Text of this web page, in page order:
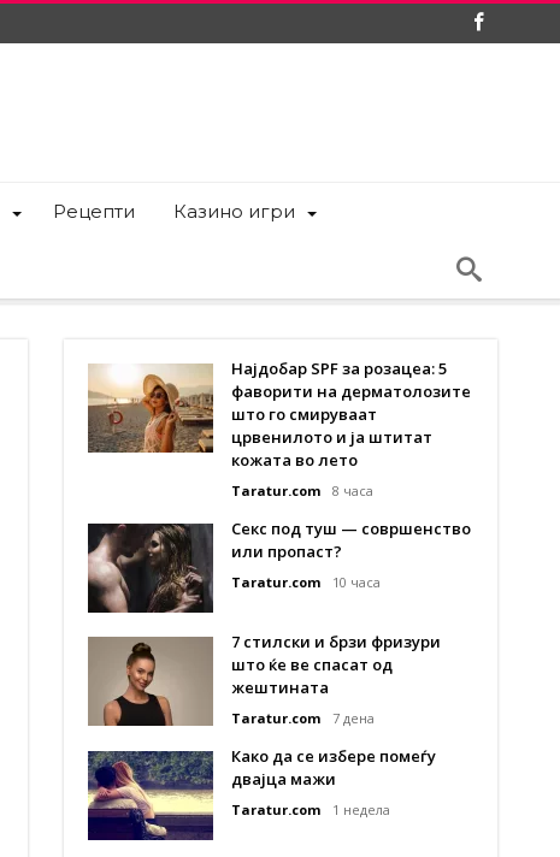
Рецепти Казино игри
Најдобар SPF за розацеа: 5
фаворити на дерматолозите
што го смируваат
црвенилото и ја штитат
кожата во лето
Taratur.com 8 часа
Секс под туш — совршенство
или пропаст?
Taratur.com 10 часа
7 стилски и брзи фризури
што ќе ве спасат од
жештината
Taratur.com 7 дена
Како да се избере помеѓу
двајца мажи
Taratur.com 1 недела